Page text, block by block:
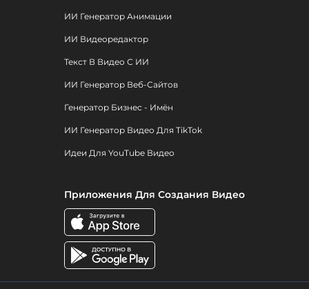
ИИ Генератор Анимации
ИИ Видеоредактор
Текст В Видео С ИИ
ИИ Генератор Веб-Сайтов
Генератор Бизнес - Имён
ИИ Генератор Видео Для TikTok
Идеи Для YouTube Видео
Приложения Для Создания Видео